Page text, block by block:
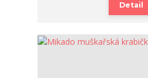
Detail